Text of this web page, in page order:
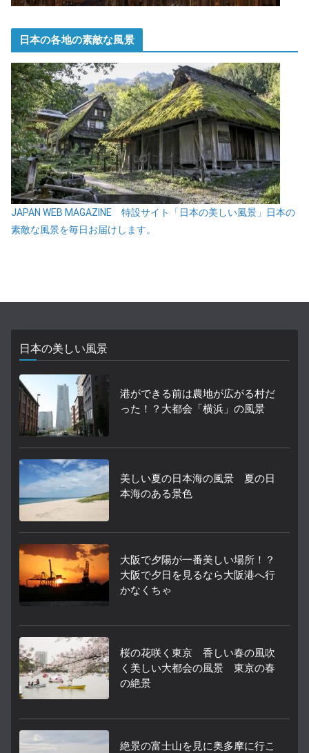
日本の各地の素敵な風景
JAPAN WEB MAGAZINE 特設サイト「日本の美しい風景」日本の
素敵な風景を毎日お届けします。
日本の美しい風景
港ができる前は農地が広がる村だ
った！？大都会「横浜」の風景
美しい夏の日本海の風景 夏の日
本海のある景色
大阪で夕陽が一番美しい場所！？
大阪で夕日を見るなら大阪港へ行
かなくちゃ
桜の花咲く東京 香しい春の風吹
く美しい大都会の風景 東京の春
の絶景
絶景の富士山を見に奥多摩に行こ